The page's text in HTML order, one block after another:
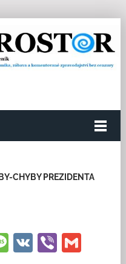
CHYBY PREZIDENTA
Message
VKViber